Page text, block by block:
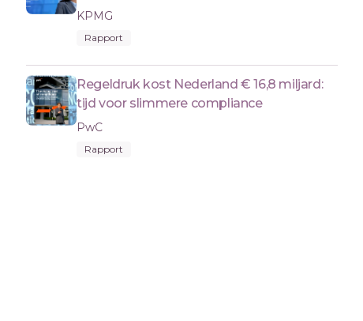
KPMG
Rapport
Regeldruk kost Nederland € 16,8 miljard:
tijd voor slimmere compliance
PwC
Rapport